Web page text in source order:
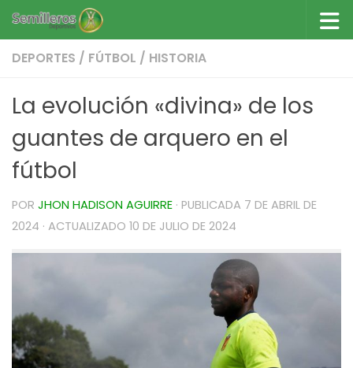
Saltar al contenido
DEPORTES / FÚTBOL / HISTORIA
La evolución «divina» de los
guantes de arquero en el
fútbol
POR JHON HADISON AGUIRRE · PUBLICADA 7 DE ABRIL DE
2024 · ACTUALIZADO 10 DE JULIO DE 2024